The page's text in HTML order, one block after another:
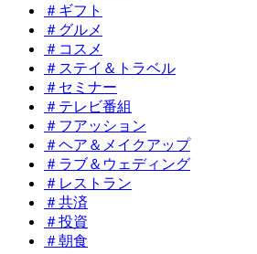
＃ギフト
＃グルメ
＃コスメ
＃ステイ＆トラベル
＃セミナー
＃テレビ番組
＃フアッション
＃ヘア＆メイクアップ
＃ラブ＆ウェディング
＃レストラン
＃共済
＃投資
＃朝食